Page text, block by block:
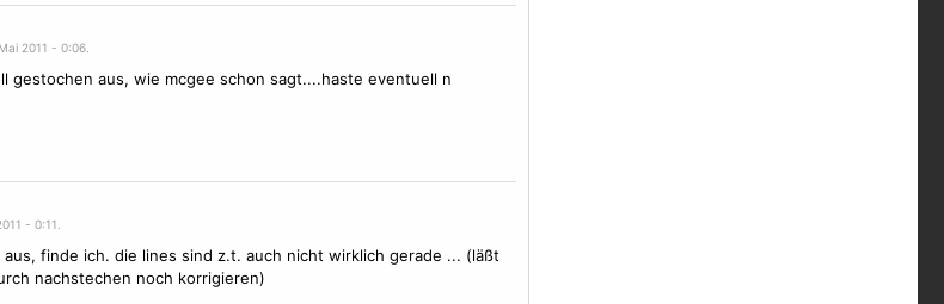
2011 - 0:06.
gestochen aus, wie mcgee schon sagt....haste eventuell n
- 0:11.
finde ich. die lines sind z.t. auch nicht wirklich gerade ... (läßt
nachstechen noch korrigieren)